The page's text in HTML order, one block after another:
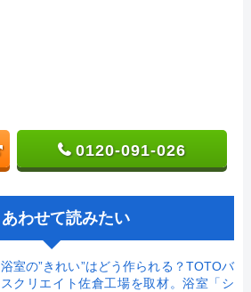
0120-091-026
あわせて読みたい
浴室の”きれい”はどう作られる？TOTOバ
スクリエイト佐倉工場を取材。浴室「シ